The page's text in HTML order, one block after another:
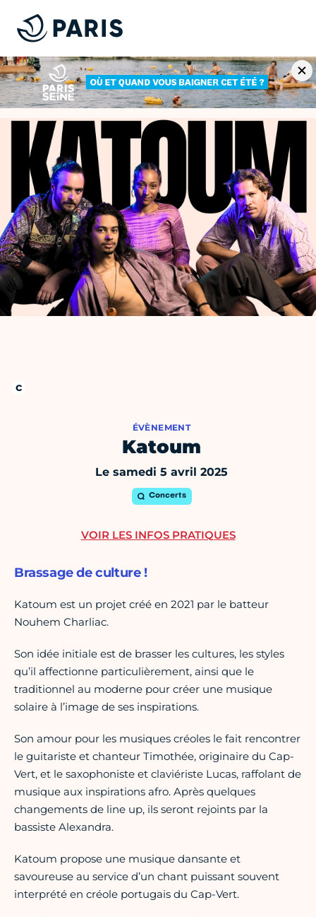
ÉVÈNEMENT
Katoum
Le samedi 5 avril 2025
Concerts
Brassage de culture !
Katoum est un projet créé en 2021 par le batteur
Nouhem Charliac.
Son idée initiale est de brasser les cultures, les styles
qu’il affectionne particulièrement, ainsi que le
traditionnel au moderne pour créer une musique
solaire à l’image de ses inspirations.
Son amour pour les musiques créoles le fait rencontrer
le guitariste et chanteur Timothée, originaire du Cap-
Vert, et le saxophoniste et claviériste Lucas, raffolant de
musique aux inspirations afro. Après quelques
changements de line up, ils seront rejoints par la
bassiste Alexandra.
Katoum propose une musique dansante et
savoureuse au service d’un chant puissant souvent
interprété en créole portugais du Cap-Vert.
VOIR LES INFOS PRATIQUES